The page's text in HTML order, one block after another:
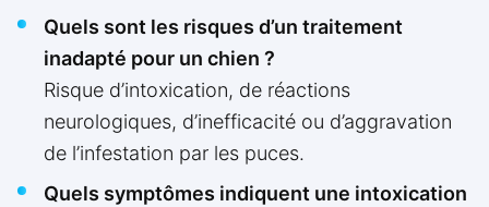
Quels sont les risques d’un traitement
inadapté pour un chien ?
Risque d’intoxication, de réactions
neurologiques, d’inefficacité ou d’aggravation
de l’infestation par les puces.
Quels symptômes indiquent une intoxication